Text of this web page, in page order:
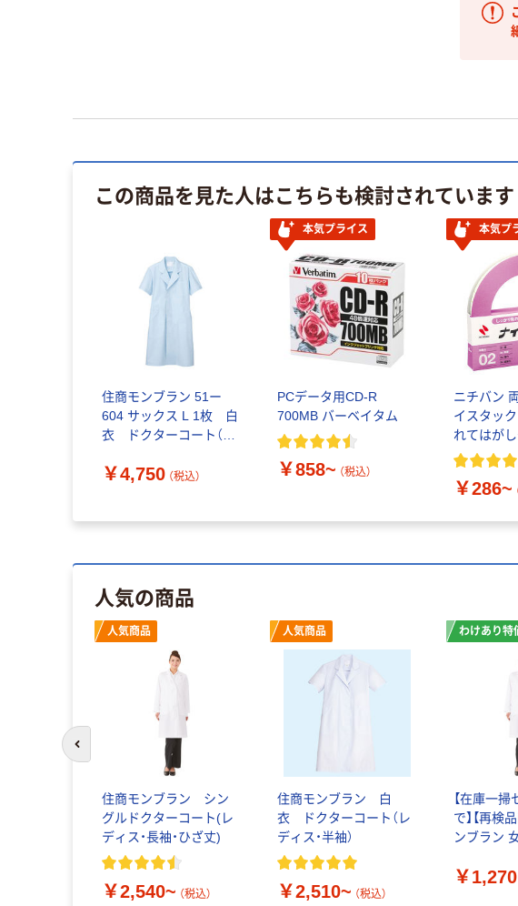
この商品を見た人はこちらも検討されています
住商モンブラン 51ー
604 サックス L 1枚 白
衣 ドクターコート（直
￥4,750 （税込）
本気プライス
PCデータ用CD-R
700MB バーベイタム
￥858~ （税込）
本気プ
ニチバン
イスタッ
れてはがし
プ （ガラス
￥286~
人気の商品
人気商品
住商モンブラン シン
グルドクターコート(レ
ディス・長袖・ひざ丈)
￥2,540~ （税込）
人気商品
住商モンブラン 白
衣 ドクターコート（レ
ディス・半袖）
￥2,510~ （税込）
わけあり特
【在庫一掃
で】【再検
ンブラン
481 1枚
￥1,270